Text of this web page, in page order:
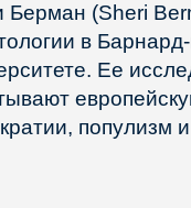
Берман (Sheri
в
Ее
популизм